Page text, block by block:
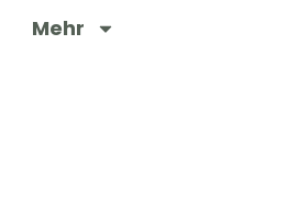
Mehr